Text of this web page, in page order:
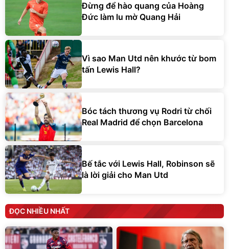
Đừng để hào quang của Hoàng
Đức làm lu mờ Quang Hải
Vì sao Man Utd nên khước từ bom
tấn Lewis Hall?
Bóc tách thương vụ Rodri từ chối
Real Madrid để chọn Barcelona
Bế tắc với Lewis Hall, Robinson sẽ
là lời giải cho Man Utd
ĐỌC NHIỀU NHẤT